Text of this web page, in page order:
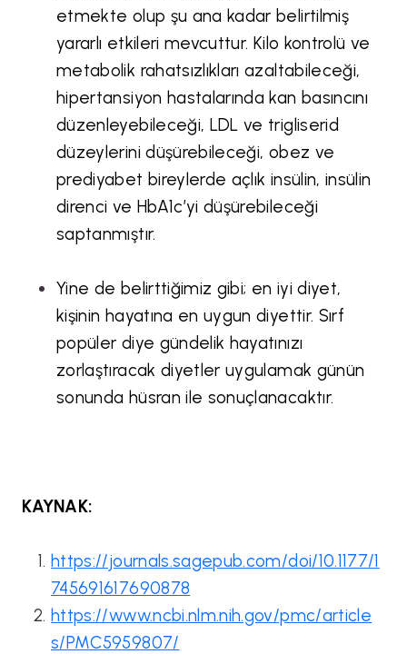
etmekte olup şu ana kadar belirtilmiş
yararlı etkileri mevcuttur. Kilo kontrolü ve
metabolik rahatsızlıkları azaltabileceği,
hipertansiyon hastalarında kan basıncını
düzenleyebileceği, LDL ve trigliserid
düzeylerini düşürebileceği, obez ve
prediyabet bireylerde açlık insülin, insülin
direnci ve HbA1c’yi düşürebileceği
saptanmıştır.
Yine de belirttiğimiz gibi; en iyi diyet,
kişinin hayatına en uygun diyettir. Sırf
popüler diye gündelik hayatınızı
zorlaştıracak diyetler uygulamak günün
sonunda hüsran ile sonuçlanacaktır.
KAYNAK:
https://journals.sagepub.com/doi/10.1177/1
745691617690878
https://www.ncbi.nlm.nih.gov/pmc/article
s/PMC5959807/